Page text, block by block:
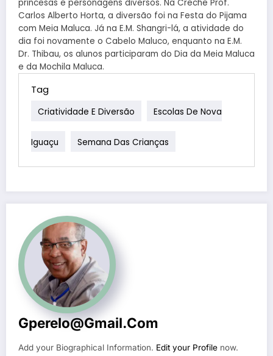
princesas e personagens diversos. Na Creche Prof.
Carlos Alberto Horta, a diversão foi na Festa do Pijama
com Meia Maluca. Já na E.M. Shangri-lá, a atividade do
dia foi novamente o Cabelo Maluco, enquanto na E.M.
Dr. Thibau, os alunos participaram do Dia da Meia Maluca
e da Mochila Maluca.
Tag
Criatividade E Diversão Escolas De Nova
Iguaçu Semana Das Crianças
Gperelo@gmail.com
Add your Biographical Information. Edit your Profile now.